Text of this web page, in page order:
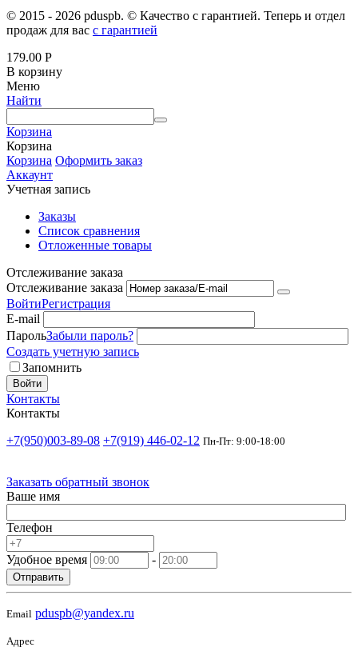
© 2015 - 2026 pduspb. © Качество с гарантией. Теперь и отдел
продаж для вас с гарантией
179.00 Р
В корзину
Меню
Найти
Корзина
Корзина
Корзина Оформить заказ
Аккаунт
Учетная запись
Заказы
Список сравнения
Отложенные товары
Отслеживание заказа
Отслеживание заказа
ВойтиРегистрация
E-mail
ПарольЗабыли пароль?
Создать учетную запись
Запомнить
Войти
Контакты
Контакты
+7(950)003-89-08 +7(919) 446-02-12 Пн-Пт: 9:00-18:00
Заказать обратный звонок
Ваше имя
Телефон
Удобное время -
Отправить
Email pduspb@yandex.ru
Адрес